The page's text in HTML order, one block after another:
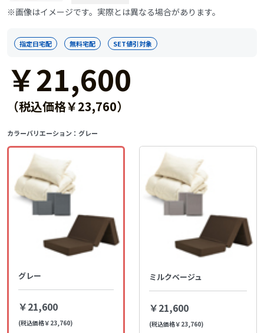
※画像はイメージです。実際とは異なる場合があります。
指定日宅配 無料宅配 SET値引対象
￥21,600
（税込価格￥23,760）
カラーバリエーション： グレー
グレー
￥21,600
(税込価格￥23,760)
ミルクベージュ
￥21,600
(税込価格￥23,760)